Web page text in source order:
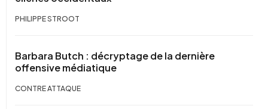
PHILIPPE STROOT
Barbara Butch : décryptage de la dernière
offensive médiatique
CONTRE ATTAQUE